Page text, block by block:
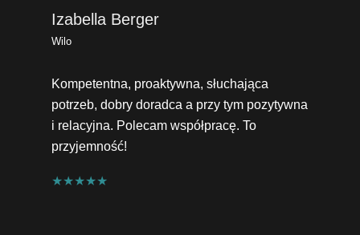
Izabella Berger
Wilo
Kompetentna, proaktywna, słuchająca
potrzeb, dobry doradca a przy tym pozytywna
i relacyjna. Polecam współpracę. To
przyjemność!
★★★★★